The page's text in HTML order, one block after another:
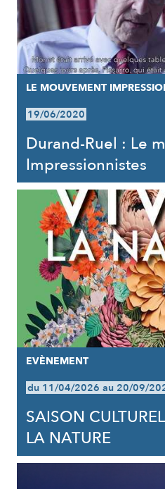
LE MOUVEMENT
19/06/2020
Durand-Ruel : Le
Impressionnistes
EVÈNEMENT
du 11/04/2026 au 20/09/
SAISON
LA NATURE